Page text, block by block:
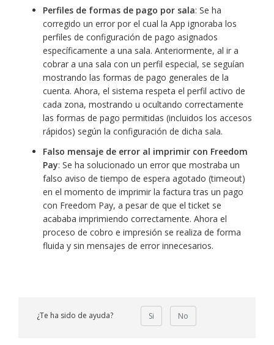
Perfiles de formas de pago por sala: Se ha
corregido un error por el cual la App ignoraba los
perfiles de configuración de pago asignados
específicamente a una sala. Anteriormente, al ir a
cobrar a una sala con un perfil especial, se seguían
mostrando las formas de pago generales de la
cuenta. Ahora, el sistema respeta el perfil activo de
cada zona, mostrando u ocultando correctamente
las formas de pago permitidas (incluidos los accesos
rápidos) según la configuración de dicha sala.
Falso mensaje de error al imprimir con Freedom
Pay: Se ha solucionado un error que mostraba un
falso aviso de tiempo de espera agotado (timeout)
en el momento de imprimir la factura tras un pago
con Freedom Pay, a pesar de que el ticket se
acababa imprimiendo correctamente. Ahora el
proceso de cobro e impresión se realiza de forma
fluida y sin mensajes de error innecesarios.
¿Te ha sido de ayuda? Si No